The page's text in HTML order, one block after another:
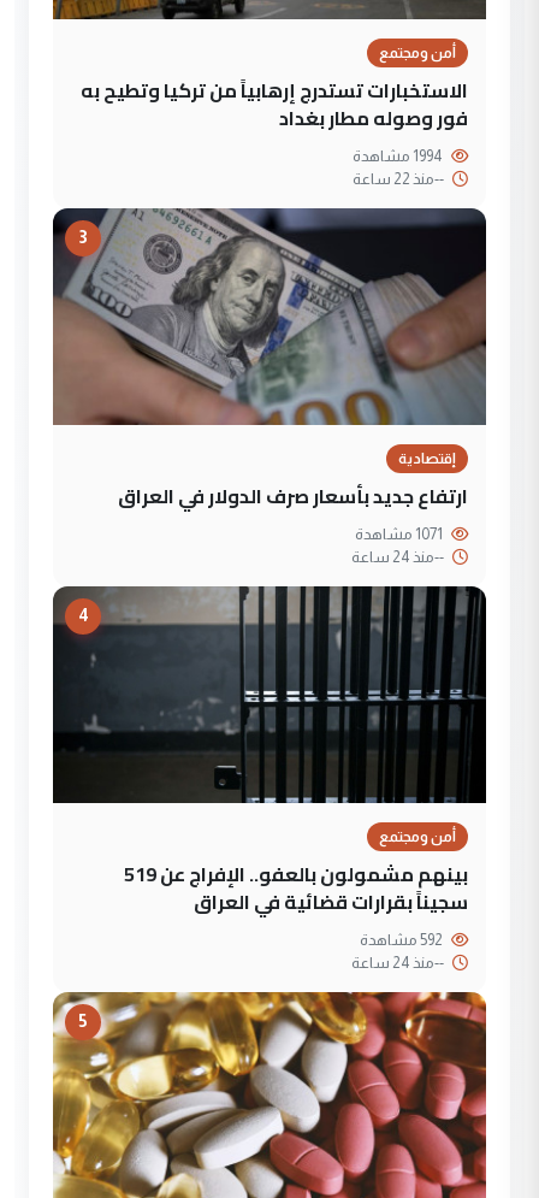
أمن ومجتمع
الاستخبارات تستدرج إرهابياً من تركيا وتطيح به
فور وصوله مطار بغداد
--منذ 22 ساعة
3
إقتصادية
ارتفاع جديد بأسعار صرف الدولار في العراق
--منذ 24 ساعة
4
أمن ومجتمع
بينهم مشمولون بالعفو.. الإفراج عن 519
سجيناً بقرارات قضائية في العراق
--منذ 24 ساعة
5